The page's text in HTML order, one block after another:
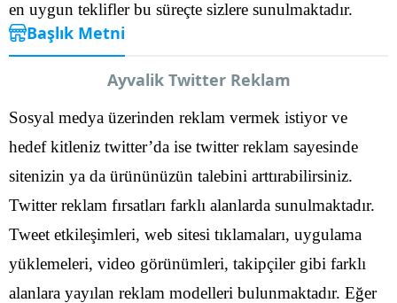
en uygun teklifler bu süreçte sizlere sunulmaktadır.
Başlık Metni
Ayvalik Twitter Reklam
Sosyal medya üzerinden reklam vermek istiyor ve
hedef kitleniz twitter’da ise twitter reklam sayesinde
sitenizin ya da ürününüzün talebini arttırabilirsiniz.
Twitter reklam fırsatları farklı alanlarda sunulmaktadır.
Tweet etkileşimleri, web sitesi tıklamaları, uygulama
yüklemeleri, video görünümleri, takipçiler gibi farklı
alanlara yayılan reklam modelleri bulunmaktadır. Eğer